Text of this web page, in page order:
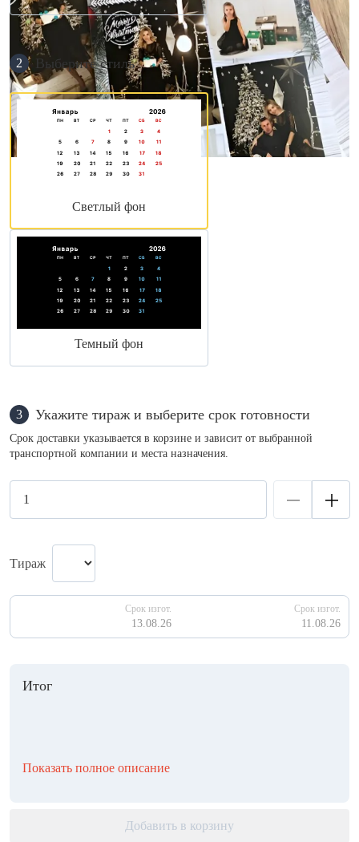
2 Выберите стиль
Светлый фон
Темный фон
3 Укажите тираж и выберите срок готовности
Срок доставки указывается в корзине и зависит от выбранной
транспортной компании и места назначения.
Тираж
Срок изгот.
13.08.26
Срок изгот.
11.08.26
Итог
Показать полное описание
Добавить в корзину